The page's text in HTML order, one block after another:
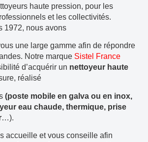
haute pression, pour les
et les collectivités.
1972, nous avons
une large gamme afin de répondre
Notre marque Sistel France
d’acquérir un nettoyeur haute
réalisé
(poste mobile en galva ou en inox,
eau chaude, thermique, prise
…).
accueille et vous conseille afin